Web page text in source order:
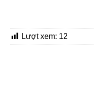
Lượt xem: 12